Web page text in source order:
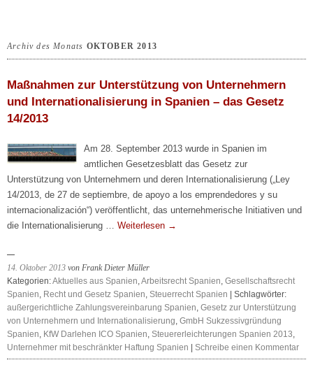
Archiv des Monats OKTOBER 2013
Maßnahmen zur Unterstützung von Unternehmern
und Internationalisierung in Spanien – das Gesetz
14/2013
Am 28. September 2013 wurde in Spanien im
amtlichen Gesetzesblatt das Gesetz zur
Unterstützung von Unternehmern und deren Internationalisierung („Ley
14/2013, de 27 de septiembre, de apoyo a los emprendedores y su
internacionalización“) veröffentlicht, das unternehmerische Initiativen und
die Internationalisierung … Weiterlesen →
14. Oktober 2013 von Frank Dieter Müller
Kategorien:Aktuelles aus Spanien,Arbeitsrecht Spanien, Gesellschaftsrecht
Spanien, Recht und Gesetz Spanien, Steuerrecht Spanien | Schlagwörter:
außergerichtliche Zahlungsvereinbarung Spanien, Gesetz zur Unterstützung
von Unternehmern und Internationalisierung, GmbH Sukzessivgründung
Spanien, KfW Darlehen ICO Spanien, Steuererleichterungen Spanien 2013,
Unternehmer mit beschränkter Haftung Spanien
Schreibe einen Kommentar